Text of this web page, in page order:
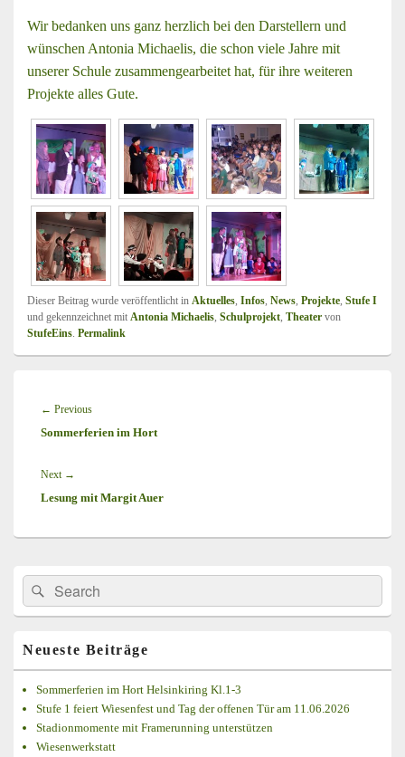
Wir bedanken uns ganz herzlich bei den Darstellern und
wünschen Antonia Michaelis, die schon viele Jahre mit
unserer Schule zusammengearbeitet hat, für ihre weiteren
Projekte alles Gute.
Dieser Beitrag wurde veröffentlicht in Aktuelles, Infos, News, Projekte, Stufe I
und gekennzeichnet mit Antonia Michaelis, Schulprojekt, Theater von
StufeEins. Permalink
← Previous
post:
Sommerferien im Hort
Next →
post:
Lesung mit Margit Auer
Primärer
Seitenleisten
Widget-
Search
for:
Suche
Neueste Beiträge
Sommerferien im Hort Helsinkiring Kl.1-3
Stufe 1 feiert Wiesenfest und Tag der offenen Tür am 11.06.2026
Stadionmomente mit Framerunning unterstützen
Wiesenwerkstatt